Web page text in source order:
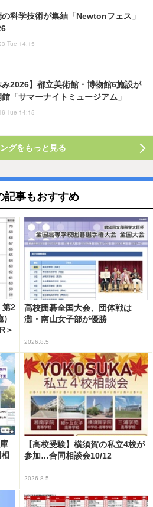
科学技術が集結「Newtonフェス」
Tue 14:15
み2026】都立美術館・博物館6施設が
「サマーナイトミュージアム」
Tue 14:15
グをもっと見る
記事もおすすめ
第2
＞
高校囲碁全国大会、団体戦は
灘・南山女子部が優勝
2026.8.5
【高校受験】横須賀の私立4校が
参加…合同相談会10/12
2026.8.5